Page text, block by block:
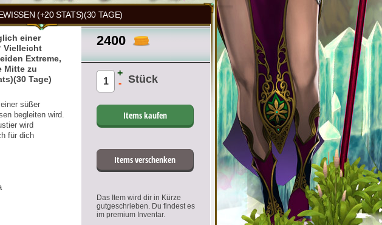
(+20 STATS)(30 TAGE)
2400
Stück
+
-
Items kaufen
Items verschenken
Das Item wird dir in Kürze
gutgeschrieben. Du findest es
im premium Inventar.
einer
Vielleicht
Extreme,
Mitte zu
Tage)
süßer
begleiten wird.
wird
für dich